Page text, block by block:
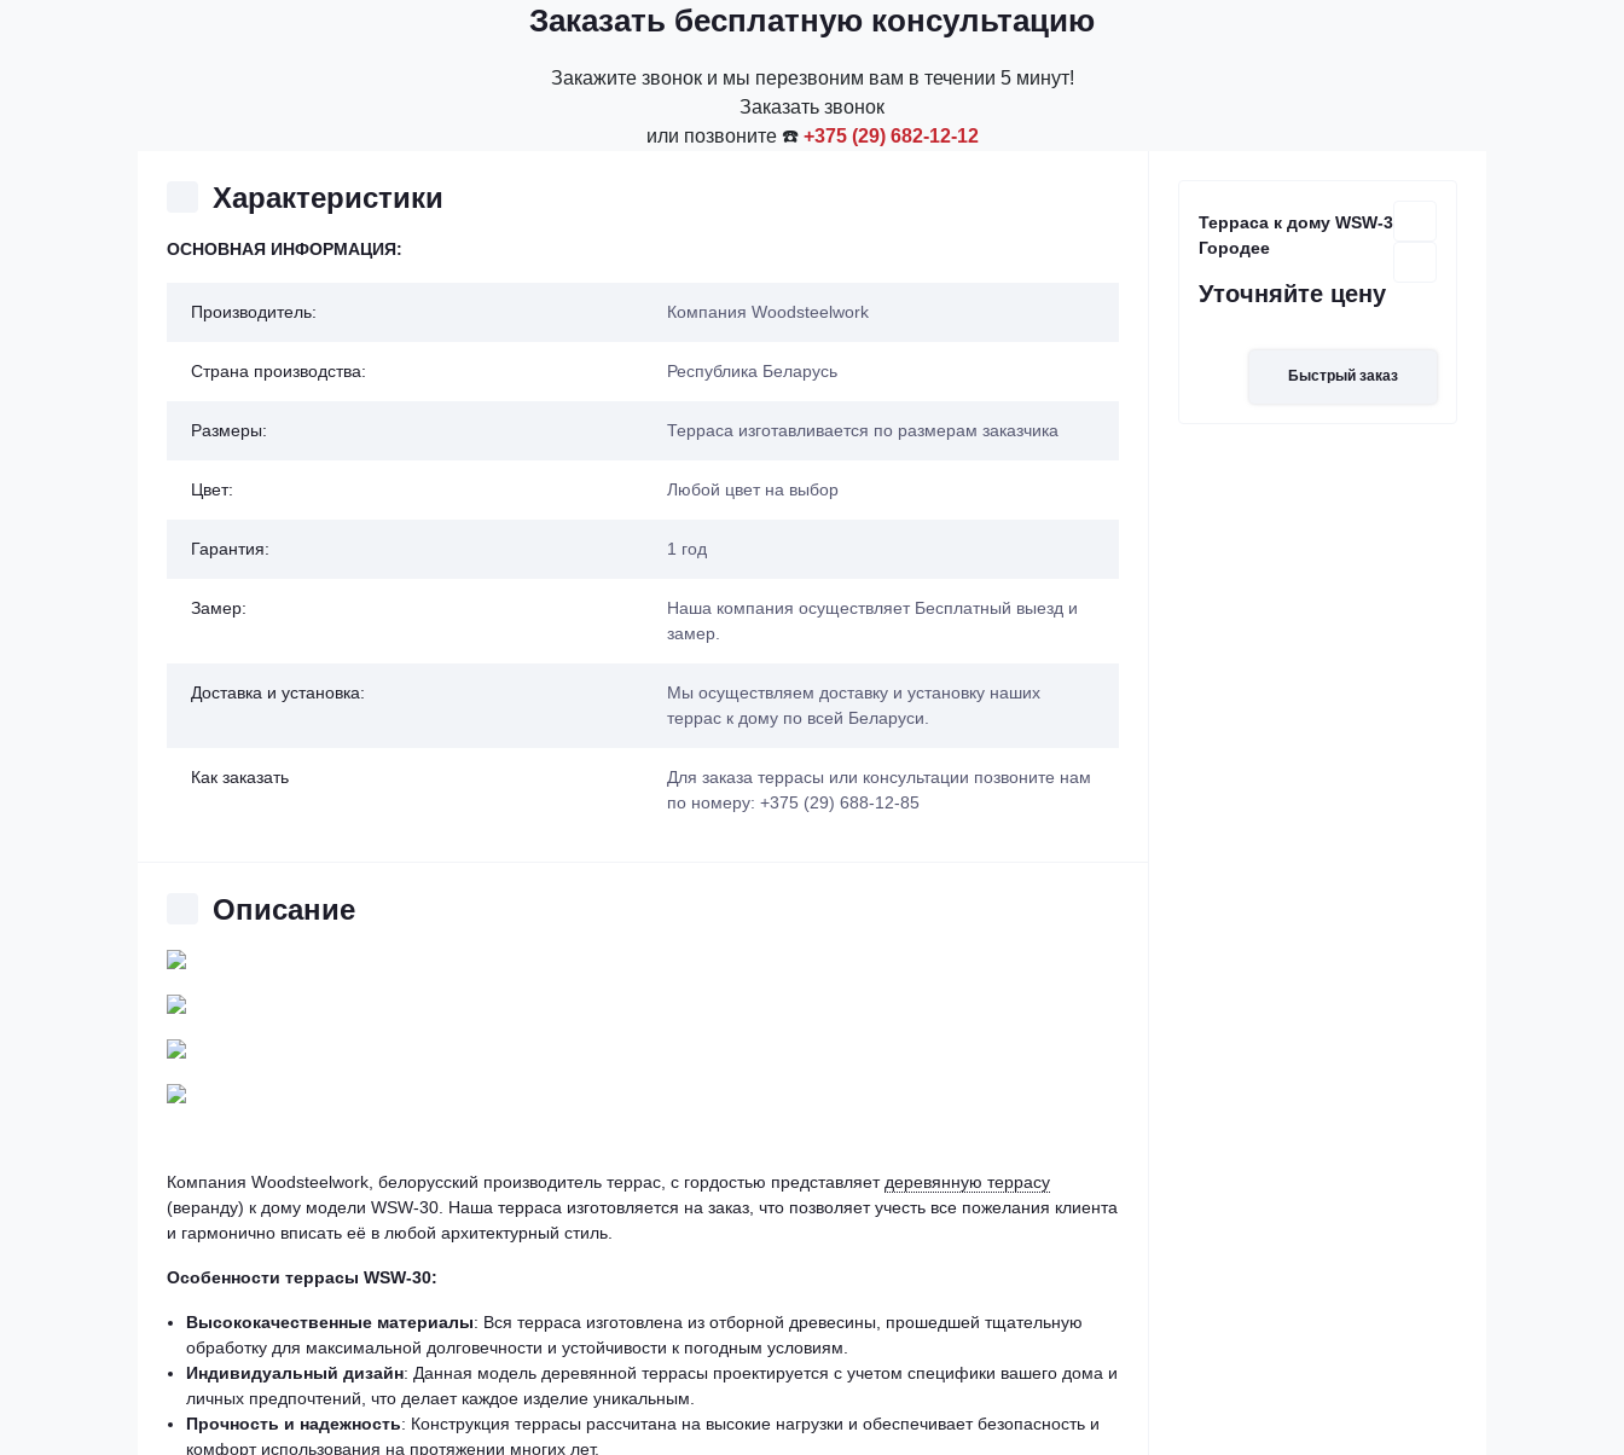
Заказать бесплатную консультацию
Закажите звонок и мы перезвоним вам в течении 5 минут!
Заказать звонок
или позвоните ☎️ +375 (29) 682-12-12
Характеристики
ОСНОВНАЯ ИНФОРМАЦИЯ:
Производитель: Компания Woodsteelwork
Страна производства: Республика Беларусь
Размеры: Терраса изготавливается по размерам заказчика
Цвет: Любой цвет на выбор
Гарантия: 1 год
Замер:
Наша компания осуществляет Бесплатный выезд и
замер.
Доставка и установка:
Мы осуществляем доставку и установку наших
террас к дому по всей Беларуси.
Как заказать
Для заказа террасы или консультации позвоните нам
по номеру: +375 (29) 688-12-85
Описание
Компания Woodsteelwork, белорусский производитель террас, с гордостью представляет деревянную террасу
(веранду) к дому модели WSW-30. Наша терраса изготовляется на заказ, что позволяет учесть все пожелания клиента
и гармонично вписать её в любой архитектурный стиль.
Особенности террасы WSW-30:
Высококачественные материалы: Вся терраса изготовлена из отборной древесины, прошедшей тщательную
обработку для максимальной долговечности и устойчивости к погодным условиям.
Индивидуальный дизайн: Данная модель деревянной террасы проектируется с учетом специфики вашего дома и
личных предпочтений, что делает каждое изделие уникальным.
Прочность и надежность: Конструкция террасы рассчитана на высокие нагрузки и обеспечивает безопасность и
комфорт использования на протяжении многих лет.
Терраса к дому WSW-30 в
Городее
Уточняйте цену
Быстрый заказ